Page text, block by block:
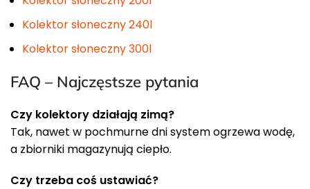
Kolektor słoneczny 240l
Kolektor słoneczny 300l
FAQ – Najczęstsze pytania
Czy kolektory działają zimą?
Tak, nawet w pochmurne dni system ogrzewa wodę,
a zbiorniki magazynują ciepło.
Czy trzeba coś ustawiać?